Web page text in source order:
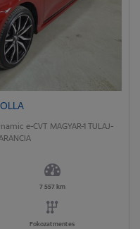
e-CVT MAGYAR-1 TULAJ-
7 557 km
Fokozatmentes